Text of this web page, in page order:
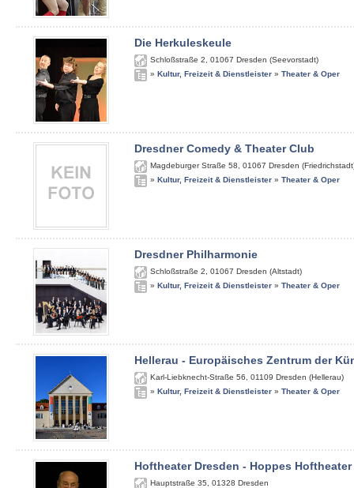
Die Herkuleskeule
Schloßstraße 2 01067 Dresden (Seevorstadt)
» Kultur, Freizeit & Dienstleister » Theater & Oper
Dresdner Comedy & Theater Club
Magdeburger Straße 58 01067 Dresden
» Kultur, Freizeit & Dienstleister » Theater & Oper
Dresdner Philharmonie
Schloßstraße 2 01067 Dresden (Altstadt)
» Kultur, Freizeit & Dienstleister » Theater & Oper
Hellerau - Europäisches Zentrum der
Karl-Liebknecht-Straße 56 01109 Dresden (Hellerau)
» Kultur, Freizeit & Dienstleister » Theater & Oper
Hoftheater Dresden - Hoppes Hoftheater
Hauptstraße 35 01328 Dresden